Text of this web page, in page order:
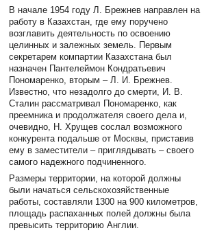
В начале 1954 году Л. Брежнев направлен на
работу в Казахстан, где ему поручено
возглавить деятельность по освоению
целинных и залежных земель. Первым
секретарем компартии Казахстана был
назначен Пантелеймон Кондратьевич
Пономаренко, вторым – Л. И. Брежнев.
Известно, что незадолго до смерти, И. В.
Сталин рассматривал Пономаренко, как
преемника и продолжателя своего дела и,
очевидно, Н. Хрущев сослал возможного
конкурента подальше от Москвы, приставив
ему в заместители – приглядывать – своего
самого надежного подчиненного.
Размеры территории, на которой должны
были начаться сельскохозяйственные
работы, составляли 1300 на 900 километров,
площадь распаханных полей должны была
превысить территорию Англии.